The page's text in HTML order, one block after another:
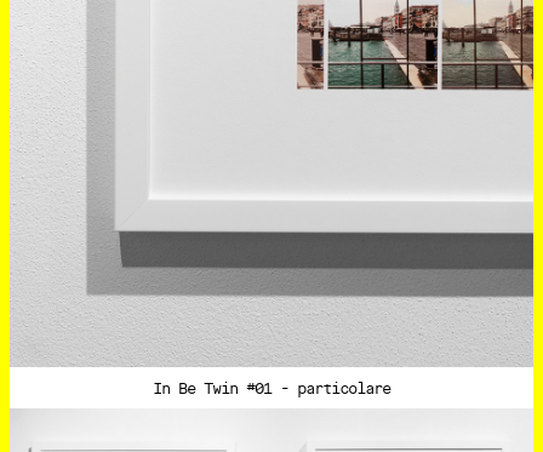
In Be Twin #01 - particolare